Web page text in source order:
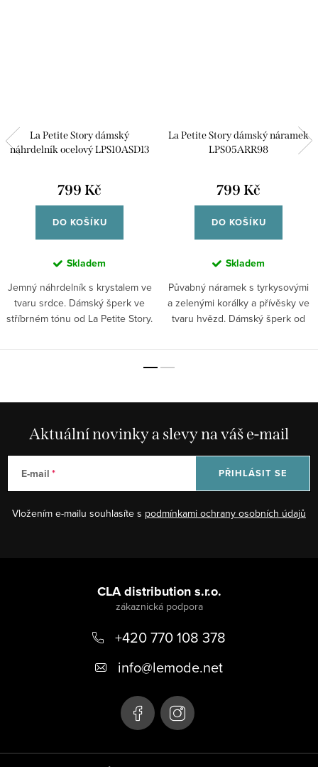
La Petite Story dámský
náhrdelník ocelový LPS10ASD13
799 Kč
DO KOŠÍKU
Skladem
Jemný náhrdelník s krystalem ve
tvaru srdce. Dámský šperk ve
stříbrném tónu od La Petite Story.
La Petite Story dámský náramek
LPS05ARR98
799 Kč
DO KOŠÍKU
Skladem
Půvabný náramek s tyrkysovými
a zelenými korálky a přívěsky ve
tvaru hvězd. Dámský šperk od
Aktuální novinky a slevy na váš e-mail
E-mail
Vložením e-mailu souhlasíte s podmínkami ochrany osobních údajů
PŘIHLÁSIT SE
CLA distribution s.r.o.
+420 770 108 378
info@lemode.net